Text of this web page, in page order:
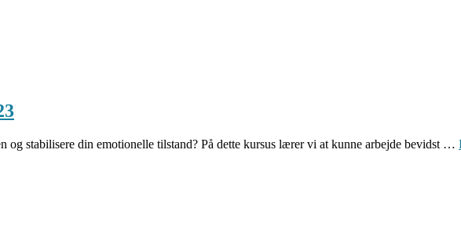
og stabilisere din emotionelle tilstand? På dette kursus lærer vi at kunne arbejde bevidst …